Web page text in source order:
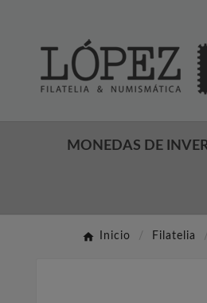
MONEDAS DE
Inicio Filatelia